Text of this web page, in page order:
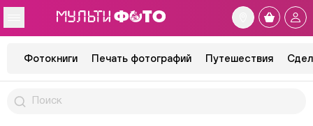
Фотокниги Печать фотографий Путешествия